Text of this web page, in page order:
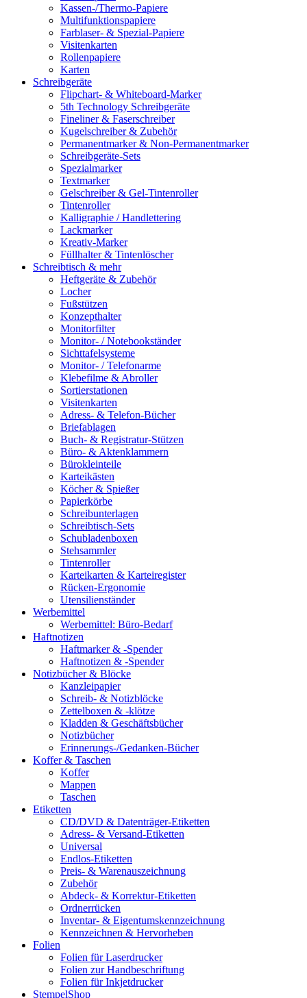
Kassen-/Thermo-Papiere
Multifunktionspapiere
Farblaser- & Spezial-Papiere
Visitenkarten
Rollenpapiere
Karten
Schreibgeräte
Flipchart- & Whiteboard-Marker
5th Technology Schreibgeräte
Fineliner & Faserschreiber
Kugelschreiber & Zubehör
Permanentmarker & Non-Permanentmarker
Schreibgeräte-Sets
Spezialmarker
Textmarker
Gelschreiber & Gel-Tintenroller
Tintenroller
Kalligraphie / Handlettering
Lackmarker
Kreativ-Marker
Füllhalter & Tintenlöscher
Schreibtisch & mehr
Heftgeräte & Zubehör
Locher
Fußstützen
Konzepthalter
Monitorfilter
Monitor- / Notebookständer
Sichttafelsysteme
Monitor- / Telefonarme
Klebefilme & Abroller
Sortierstationen
Visitenkarten
Adress- & Telefon-Bücher
Briefablagen
Buch- & Registratur-Stützen
Büro- & Aktenklammern
Bürokleinteile
Karteikästen
Köcher & Spießer
Papierkörbe
Schreibunterlagen
Schreibtisch-Sets
Schubladenboxen
Stehsammler
Tintenroller
Karteikarten & Karteiregister
Rücken-Ergonomie
Utensilienständer
Werbemittel
Werbemittel: Büro-Bedarf
Haftnotizen
Haftmarker & -Spender
Haftnotizen & -Spender
Notizbücher & Blöcke
Kanzleipapier
Schreib- & Notizblöcke
Zettelboxen & -klötze
Kladden & Geschäftsbücher
Notizbücher
Erinnerungs-/Gedanken-Bücher
Koffer & Taschen
Koffer
Mappen
Taschen
Etiketten
CD/DVD & Datenträger-Etiketten
Adress- & Versand-Etiketten
Universal
Endlos-Etiketten
Preis- & Warenauszeichnung
Zubehör
Abdeck- & Korrektur-Etiketten
Ordnerrücken
Inventar- & Eigentumskennzeichnung
Kennzeichnen & Hervorheben
Folien
Folien für Laserdrucker
Folien zur Handbeschriftung
Folien für Inkjetdrucker
StempelShop